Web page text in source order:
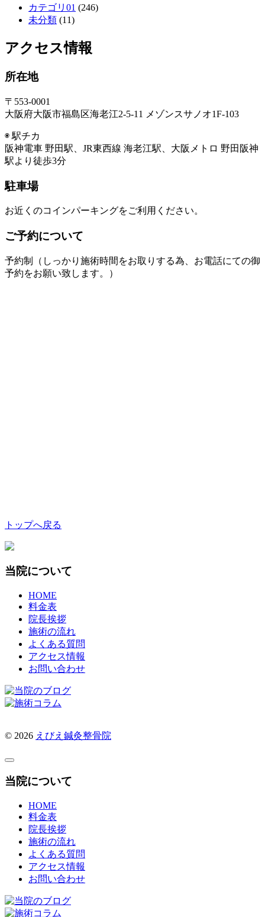
カテゴリ01 (246)
未分類 (11)
アクセス情報
所在地
〒553-0001
大阪府大阪市福島区海老江2-5-11 メゾンスサノオ1F-103
◉ 駅チカ
阪神電車 野田駅、JR東西線 海老江駅、大阪メトロ 野田阪神
駅より徒歩3分
駐車場
お近くのコインパーキングをご利用ください。
ご予約について
予約制（しっかり施術時間をお取りする為、お電話にての御
予約をお願い致します。）
トップへ戻る
当院について
HOME
料金表
院長挨拶
施術の流れ
よくある質問
アクセス情報
お問い合わせ
© 2026 えびえ鍼灸整骨院
当院について
HOME
料金表
院長挨拶
施術の流れ
よくある質問
アクセス情報
お問い合わせ